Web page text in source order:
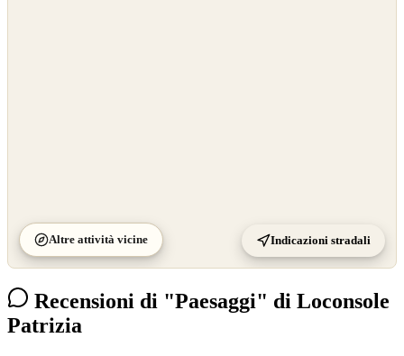
Altre attività vicine Indicazioni stradali
Recensioni di "Paesaggi" di Loconsole
Patrizia